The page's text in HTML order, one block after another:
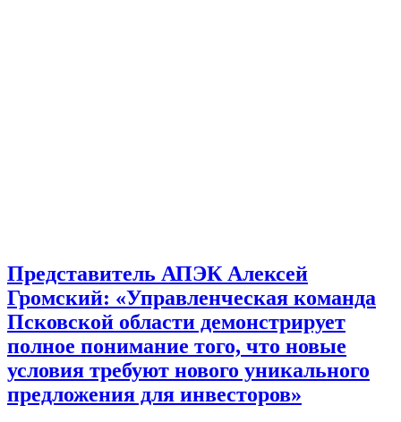
Представитель АПЭК Алексей
Громский: «Управленческая команда
Псковской области демонстрирует
полное понимание того, что новые
условия требуют нового уникального
предложения для инвесторов»